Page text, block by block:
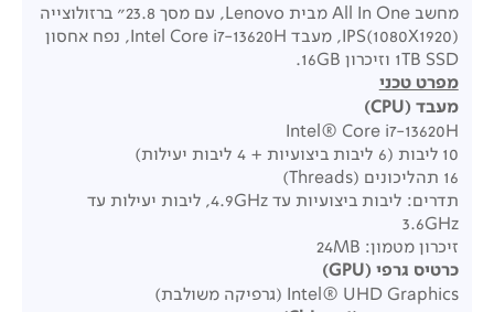
מחשב All In One מבית Lenovo, עם מסך 23.8" ברזולוצייה
(IPS(1080X1920, מעבד Intel Core i7-13620H, נפח אחסון
1TB SSD וזיכרון 16GB.
מפרט טכני
מעבד(CPU)
Intel® Core i7-13620H
10 ליבות (6 ליבות ביצועיות + 4 ליבות יעילות)
16 תהליכונים (Threads)
תדרים: ליבות ביצועיות עד 4.9GHz, ליבות יעילות עד
3.6GHz
זיכרון מטמון: 24MB
כרטיס גרפי(GPU)
Intel® UHD Graphics (גרפיקה משולבת)